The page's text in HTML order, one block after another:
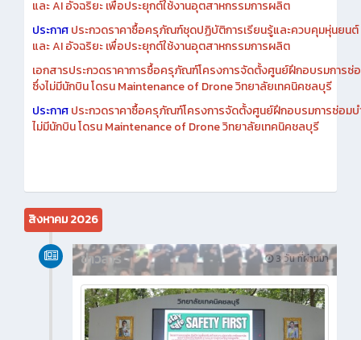
และ AI อัจฉริยะ เพื่อประยุกต์ใช้งานอุตสาหกรรมการผลิต
ประกาศประกวดราคาซื้อครุภัณฑ์ชุดปฏิบัติการเรียนรู้และควบคุมหุ่นยน
และ AI อัจฉริยะ เพื่อประยุกต์ใช้งานอุตสาหกรรมการผลิต
เอกสารประกวดราคาการซื้อครุภัณฑ์โครงการจัดตั้งศูนย์ฝึกอบรมการซ่
ซึ่งไม่มีนักบิน โดรน Maintenance of Drone วิทยาลัยเทคนิคชลบุรี
ประกาศประกวดราคาซื้อครุภัณฑ์โครงการจัดตั้งศูนย์ฝึกอบรมการซ่อมบ
ไม่มีนักบิน โดรน Maintenance of Drone วิทยาลัยเทคนิคชลบุรี
สิงหาคม 2026
3 วัน ที่ผ่านมา
ข่าวสาร